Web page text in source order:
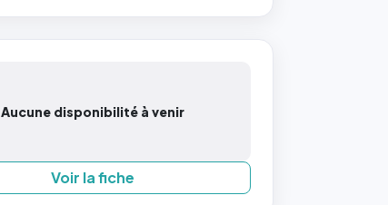
Aucune disponibilité à venir
Voir la fiche